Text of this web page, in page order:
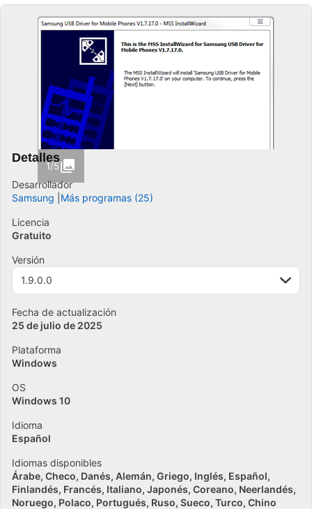
1/5
Detalles
Desarrollador
Samsung
Más programas (25)
Licencia
Gratuito
Versión
1.9.0.0
Fecha de actualización
25 de julio de 2025
Plataforma
Windows
OS
Windows 10
Idioma
Español
Idiomas disponibles
Árabe Checo Danés Alemán Griego Inglés Español
Finlandés Francés Italiano Japonés Coreano Neerlandés
Noruego Polaco Portugués Ruso Sueco Turco Chino